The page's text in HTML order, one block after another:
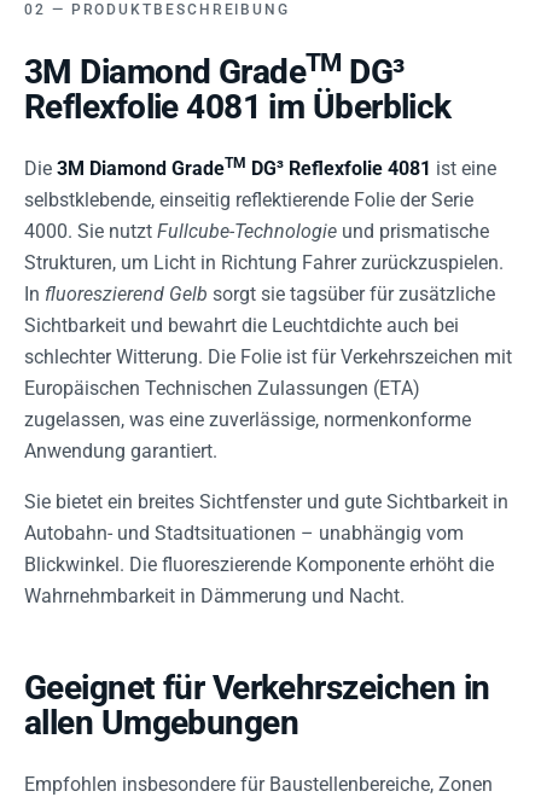
PRODUKTBESCHREIBUNG
3M Diamond GradeTM DG³
Reflexfolie 4081 im Überblick
Die 3M Diamond GradeTM DG³ Reflexfolie 4081 ist eine
selbstklebende, einseitig reflektierende Folie der Serie
4000. Sie nutzt Fullcube-Technologie und prismatische
Strukturen, um Licht in Richtung Fahrer zurückzuspielen.
In fluoreszierend Gelb sorgt sie tagsüber für zusätzliche
Sichtbarkeit und bewahrt die Leuchtdichte auch bei
schlechter Witterung. Die Folie ist für Verkehrszeichen mit
Europäischen Technischen Zulassungen (ETA)
zugelassen, was eine zuverlässige, normenkonforme
Anwendung garantiert.
Sie bietet ein breites Sichtfenster und gute Sichtbarkeit in
Autobahn- und Stadtsituationen – unabhängig vom
Blickwinkel. Die fluoreszierende Komponente erhöht die
Wahrnehmbarkeit in Dämmerung und Nacht.
Geeignet für Verkehrszeichen in
allen Umgebungen
Empfohlen insbesondere für Baustellenbereiche, Zonen